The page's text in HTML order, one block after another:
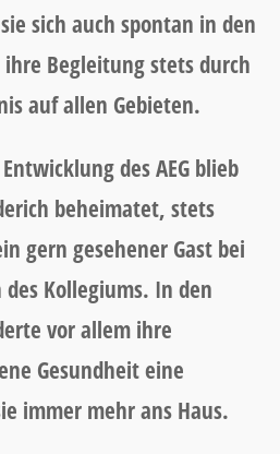
sich auch spontan in den
Begleitung stets durch
auf allen Gebieten.
des AEG blieb
beheimatet, stets
gern gesehener Gast bei
Kollegiums. In den
vor allem ihre
Gesundheit eine
immer mehr ans Haus.